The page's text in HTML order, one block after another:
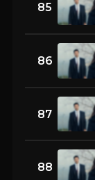
85
86
87
88